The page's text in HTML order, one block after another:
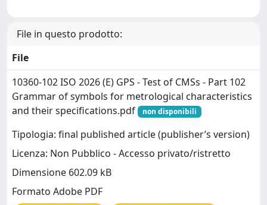
File in questo prodotto:
File
10360-102 ISO 2026 (E) GPS - Test of CMSs - Part 102
Grammar of symbols for metrological characteristics
and their specifications.pdf
non disponibili
Tipologia: final published article (publisher’s version)
Licenza: Non Pubblico - Accesso privato/ristretto
Dimensione 602.09 kB
Formato Adobe PDF